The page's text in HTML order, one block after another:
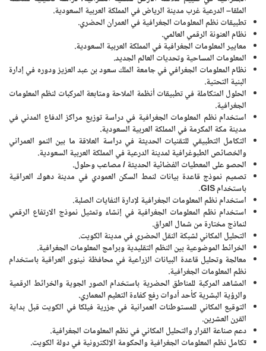
الملقا– الدرعية غرب مدينة الرياض في المملكة العربية السعودية.
تطبيقات نظم المعلومات الجغرافية في العمران الحضري.
نظام العنونة الرقمي العالمي.
معايير المعلومات الجغرافية في المملكة العربية السعودية.
المعلومات المساحية وتحديات العالم الجديد.
نظام المعلومات الجغرافي في جامعة الملك سعود بن عبد العزيز ودوره في إدارة
البنية التحتية.
الحلول المتكاملة في تطبيقات أنظمة الملاحة ومتابعة المركبات لنظم المعلومات
الجغرافية.
استخدام نظم المعلومات الجغرافية في دراسة توزيع مراكز الدفاع المدني في
مدينة مكة المكرمة في المملكة العربية السعودية.
التكامل التطبيقي للتقنيات الحديثة في دراسة العلاقة ما بين النمو العمراني
والخصائص الطبوغرافية لمدينة الدرعية في المملكة العربية السعودية.
الحصو على المعطيات الفضائية الحديثة / مصاعب وحلول.
تصميم نموذج قاعدة بيانات لنمط السكن العمودي في مدينة دهوك العراقية
باستخدامGIS
.
استخدام نظم المعلومات الجغرافية لإدارة النفايات الصلبة.
استخدام نظم المعلومات الجغرافية في إنشاء وتمثيل نموذج الارتفاع الرقمي
لنماذج مختارة من شمال العراق.
التحليل المكاني لشبكة النقل الحضري في مدينة الكويت.
الخرائط الموضوعية بين النظم التقليدية وبرامج المعلومات الجغرافية.
معالجة وتحليل قاعدة البيانات الزراعية في محافظة نينوى العراقية باستخدام
نظم المعلومات الجغرافية.
المشاهد المركبة للمناطق الحضرية باستخدام الصور الجوية والخرائط الرقمية
والرؤية البشرية كأحد أدوات رفع كفاءة التعليم المعماري.
التوقيع المكاني للمستوطنات العمرانية في جزرية فيلكا في الكويت قبل بداية
القرن العشرين.
دعم صناعة القرار والتحليل المكاني في نظم المعلومات الجغرافية.
تكامل نظم المعلومات الجغرافية والحكومة الإلكترونية في دولة الكويت.